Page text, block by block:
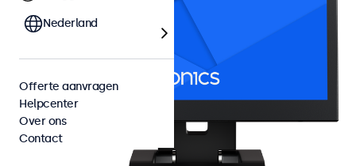
Nederland
Offerte aanvragen
Helpcenter
Over ons
Contact